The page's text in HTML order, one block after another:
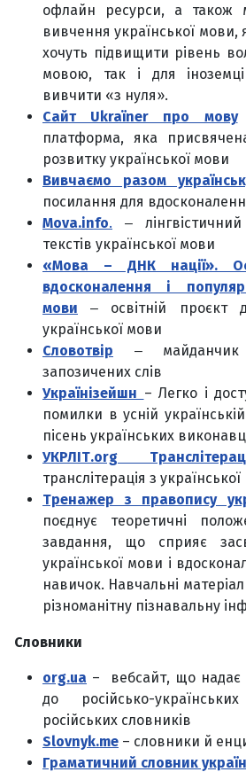
офлайн ресурси, а також
вивчення української мови,
хочуть підвищити рівень
мовою, так і для
вивчити «з нуля».
Сайт Ukraїner про мову
платформа, яка
розвитку української мови
Вивчаємо разом
посилання для
Мova.info. ‒
текстів української мови
«Мова – ДНК нації».
вдосконалення і
мови
‒ освітній проєкт
української мови
Словотвір ‒ майданчик
запозичених слів
Українізейшн – Легко і
помилки в усній
пісень українських
УКРЛІТ.org
транслітерація з
Тренажер з правопису
поєднує теоретичні
завдання, що сприяє
української мови і
навичок. Навчальні
різноманітну пізнавальну
Словники
org.ua – вебсайт, що надає
до російсько-
російських словників
Slovnyk.me – словники й
Граматичний словник